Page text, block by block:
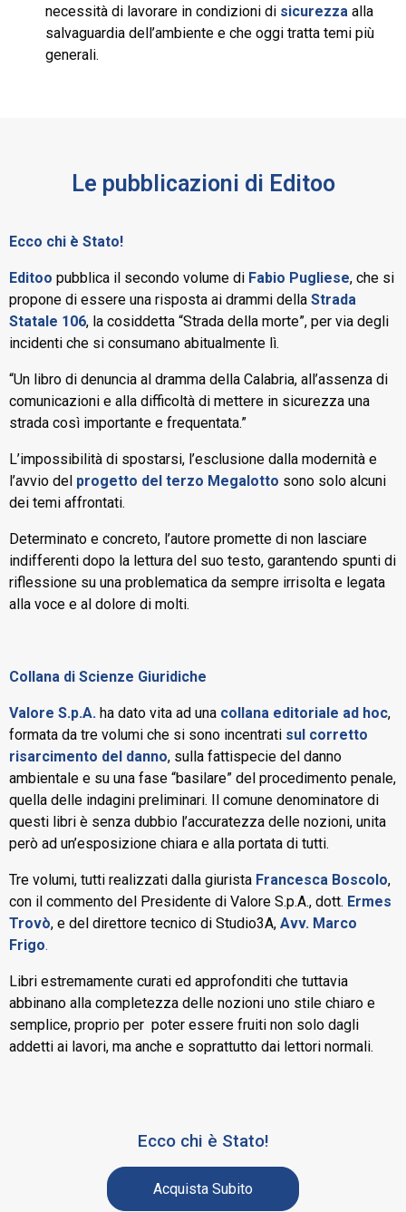
necessità di lavorare in condizioni di sicurezza alla
salvaguardia dell’ambiente e che oggi tratta temi più
generali.
Le pubblicazioni di Editoo
Ecco chi è Stato!
Editoo pubblica il secondo volume di Fabio Pugliese, che si
propone di essere una risposta ai drammi della Strada
Statale 106, la cosiddetta “Strada della morte”, per via degli
incidenti che si consumano abitualmente lì.
“Un libro di denuncia al dramma della Calabria, all’assenza di
comunicazioni e alla difficoltà di mettere in sicurezza una
strada così importante e frequentata.”
L’impossibilità di spostarsi, l’esclusione dalla modernità e
l’avvio del progetto del terzo Megalotto sono solo alcuni
dei temi affrontati.
Determinato e concreto, l’autore promette di non lasciare
indifferenti dopo la lettura del suo testo, garantendo spunti di
riflessione su una problematica da sempre irrisolta e legata
alla voce e al dolore di molti.
Collana di Scienze Giuridiche
Valore S.p.A. ha dato vita ad una collana editoriale ad hoc,
formata da tre volumi che si sono incentrati sul corretto
risarcimento del danno, sulla fattispecie del danno
ambientale e su una fase “basilare” del procedimento penale,
quella delle indagini preliminari. Il comune denominatore di
questi libri è senza dubbio l’accuratezza delle nozioni, unita
però ad un’esposizione chiara e alla portata di tutti.
Tre volumi, tutti realizzati dalla giurista Francesca Boscolo,
con il commento del Presidente di Valore S.p.A., dott. Ermes
Trovò, e del direttore tecnico di Studio3A, Avv. Marco
Frigo.
Libri estremamente curati ed approfonditi che tuttavia
abbinano alla completezza delle nozioni uno stile chiaro e
semplice, proprio per poter essere fruiti non solo dagli
addetti ai lavori, ma anche e soprattutto dai lettori normali.
Ecco chi è Stato!
Acquista Subito